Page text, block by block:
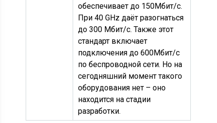
обеспечивает до 150Мбит/с.
При 40 GHz даёт разогнаться
до 300 Мбит/с. Также этот
стандарт включает
подключения до 600Мбит/с
по беспроводной сети. Но на
сегодняшний момент такого
оборудования нет – оно
находится на стадии
разработки.